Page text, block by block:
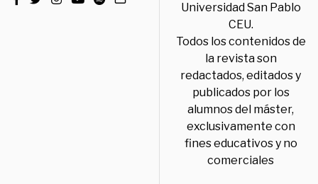
Universidad San Pablo
CEU.
Todos los contenidos de
la revista son
redactados, editados y
publicados por los
alumnos del máster,
exclusivamente con
fines educativos y no
comerciales